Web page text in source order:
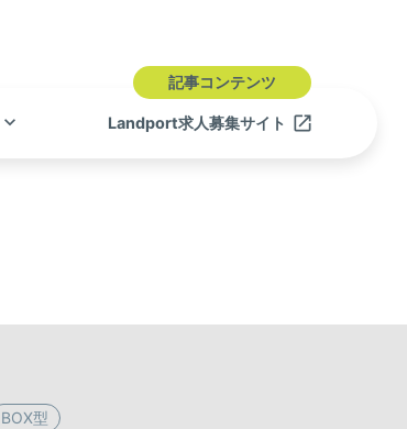
keyboard_arrow_down Landport求人募集サイト launch
記事コンテンツ
BOX型